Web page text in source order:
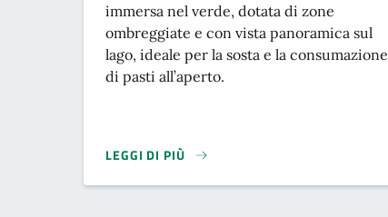
immersa nel verde, dotata di zone
ombreggiate e con vista panoramica sul
lago, ideale per la sosta e la consumazione
di pasti all’aperto.
LEGGI DI PIÙ